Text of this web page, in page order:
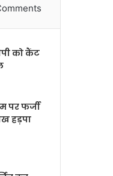
को कैंट
पर फर्जी
हड़पा